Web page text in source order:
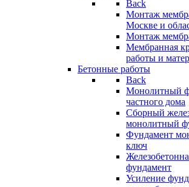
Back
Монтаж
Москве и
Монтаж
Мембранная
работы и
Бетонные работы
Back
Монолитный
частного дома
Сборный
монолитный
Фундамент
ключ
фундамент
Усиление